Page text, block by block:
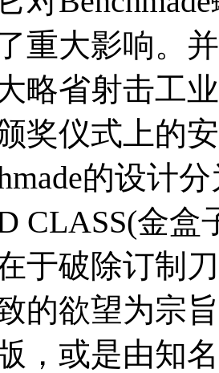
重大影响。
略省射击工
奖仪式上的
的设计分
金盒子
于破除订制
的欲望为宗
，或是由知